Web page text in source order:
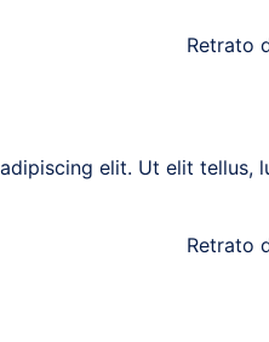
elit. Ut elit tellus,